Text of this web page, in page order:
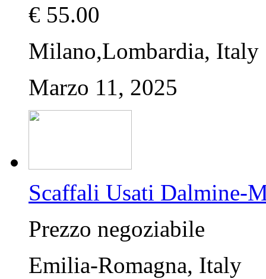
€ 55.00
Milano,Lombardia, Italy
Marzo 11, 2025
Scaffali Usati Dalmine-
Prezzo negoziabile
Emilia-Romagna, Italy